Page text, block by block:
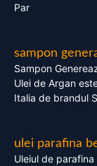
Par
sampon
Sampon
Ulei de Argan
Italia de brandul
ulei parafina
Uleiul de